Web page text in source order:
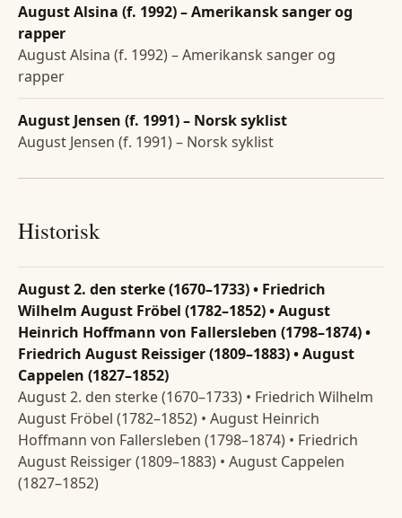
August Alsina (f. 1992) – Amerikansk sanger og
rapper
August Alsina (f. 1992) – Amerikansk sanger og
rapper
August Jensen (f. 1991) – Norsk syklist
August Jensen (f. 1991) – Norsk syklist
Historisk
August 2. den sterke (1670–1733) • Friedrich
Wilhelm August Fröbel (1782–1852) • August
Heinrich Hoffmann von Fallersleben (1798–1874) •
Friedrich August Reissiger (1809–1883) • August
Cappelen (1827–1852)
August 2. den sterke (1670–1733) • Friedrich Wilhelm
August Fröbel (1782–1852) • August Heinrich
Hoffmann von Fallersleben (1798–1874) • Friedrich
August Reissiger (1809–1883) • August Cappelen
(1827–1852)